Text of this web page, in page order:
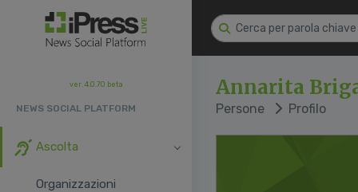
ver. 4.0.70 beta
NEWS SOCIAL PLATFORM
Ascolta
Organizzazioni
Annarita
Persone Profilo